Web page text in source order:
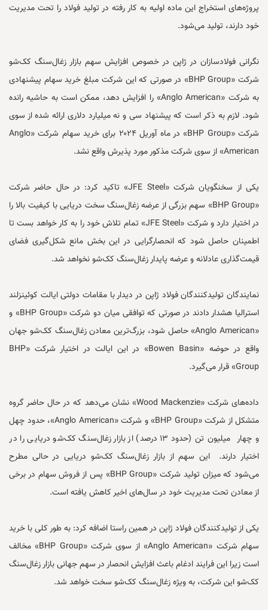
پروژه‌های استخراج این ماده اولیه به کار رفته در تولید فولاد را تحت مدیریت
خود دارند، تولید می‌شود.
نگرانی فولادسازان در ژاپن در خصوص افزایش سهم بازار زغال‌سنگ کک‌‌شو
شرکت «BHP Group» در صورتی که این شرکت مبلغ خرید سهام پیشنهادی
به شرکت «Anglo American» را افزایش دهد، ممکن است به حاشیه رانده
شود. لازم به ذکر است که پیشنهاد سی و نه میلیارد دلاری ارائه شده از سوی
شرکت «BHP Group» در ماه آوریل ۲۰۲۴ برای خرید سهام شرکت «Anglo
American» از سوی شرکت مذکور مورد پذیرش واقع نشد.
یکی از سخنگویان شرکت «JFE Steel» تاکید کرد: در حال حاضر شرکت
«BHP Group» سهم بزرگی از عرضه زغال‌سنگ سخت دریایی با کیفیت بالا را
در اختیار دارد و شرکت «JFE Steel» تمام تلاش خود را به کار خواهد بست تا
اطمینان حاصل شود که انحصارگرایی در این بخش مانع شکل‌گیری فضای
قیمت‌گذاری عادلانه و عرضه پایدار زغال‌سنگ کک‌شو نخواهد شد.
نمایندگان تولیدکنندگان فولاد ژاپن در دیدار با مقامات دولتی ایالت کوئینزلند
استرالیا هشدار دادند در صورتی که توافقی میان دو شرکت «BHP Group» و
«Anglo American» حاصل شود، بزرگ‌ترین معادن زغال‌سنگ کک‌شو جهان
واقع در حوضه «Bowen Basin» در این ایالت در اختیار شرکت «BHP
Group» قرار می‌گیرد.
داده‌های شرکت «Wood Mackenzie» نشان می‌دهد که در حال حاضر گروه
متشکل از شرکت «BHP Group» و شرکت «Anglo American»، حدود چهل
و چهار میلیون تن (حدود ۱۳ درصد) از بازار زغال‌سنگ کک‌شو دریایی را در
اختیار دارند. این سهم از بازار زغال‌سنگ کک‌شو دریایی در حالی مطرح
می‌شود که میزان تولید شرکت «BHP Group» پس از فروش سهام در برخی
از معادن تحت مدیریت خود در سال‌های اخیر کاهش یافته است.
یکی از تولیدکنندگان فولاد ژاپن در همین راستا اضافه کرد: به طور کلی با خرید
سهام شرکت «Anglo American» از سوی شرکت «BHP Group» مخالف
است زیرا این فرایند ادغام باعث افزایش انحصار در سهم جهانی بازار زغال‌سنگ
کک‌شو این شرکت، به ویژه زغال‌سنگ کک‌شو سخت خواهد شد.